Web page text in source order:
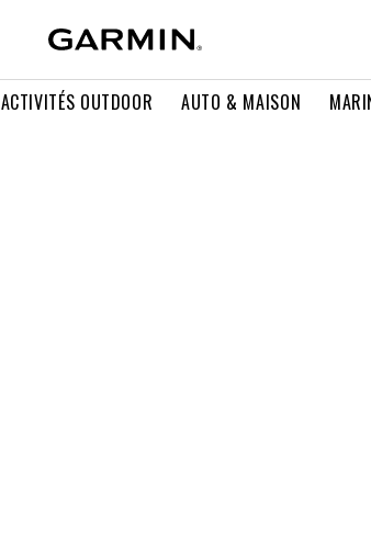
ACTIVITÉS OUTDOOR AUTO & MAISON